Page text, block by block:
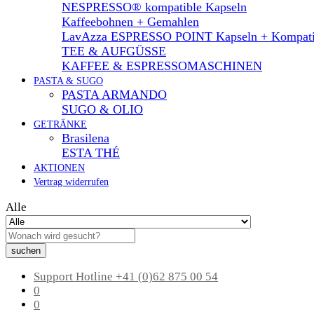
NESPRESSO® kompatible Kapseln
Kaffeebohnen + Gemahlen
LavAzza ESPRESSO POINT Kapseln +
TEE & AUFGÜSSE
KAFFEE & ESPRESSOMASCHINEN
PASTA & SUGO
PASTA ARMANDO
SUGO & OLIO
GETRÄNKE
Brasilena
ESTA THÉ
AKTIONEN
Vertrag widerrufen
Alle
suchen
Support Hotline +41 (0)62 875 00 54
0
0